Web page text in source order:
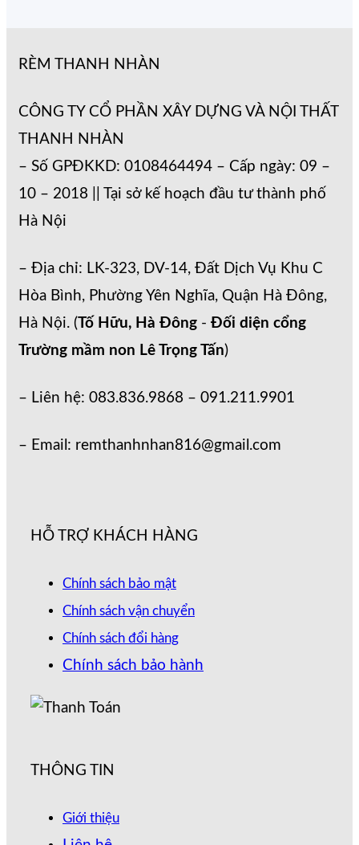
RÈM THANH NHÀN
CÔNG TY CỔ PHẦN XÂY DỰNG VÀ NỘI THẤT
THANH NHÀN
– Số GPĐKKD: 0108464494 – Cấp ngày: 09 –
10 – 2018 || Tại sở kế hoạch đầu tư thành phố
Hà Nội
– Địa chỉ: LK-323, DV-14, Đất Dịch Vụ Khu C
Hòa Bình, Phường Yên Nghĩa, Quận Hà Đông,
Hà Nội. (Tố Hữu, Hà Đông - Đối diện cổng
Trường mầm non Lê Trọng Tấn)
– Liên hệ: 083.836.9868 – 091.211.9901
– Email: remthanhnhan816@gmail.com
HỖ TRỢ KHÁCH HÀNG
Chính sách bảo mật
Chính sách vận chuyển
Chính sách đổi hàng
Chính sách bảo hành
THÔNG TIN
Giới thiệu